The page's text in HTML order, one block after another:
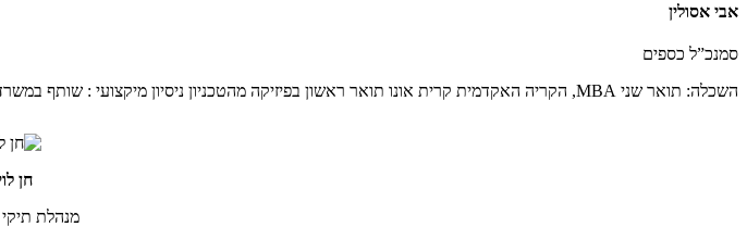
אבי אסולין
סמנכ”ל כספים
השכלה: תואר שני MBA, הקריה האקדמית קרית אונו תואר ראשון בפיזיקה מהטכניון ניסיון מיקצועי : שותף במשרד רואי החשבון UHY תל אביב מנהל מחלקת ביקורת חברו ציבוריות
חן
מנהלת